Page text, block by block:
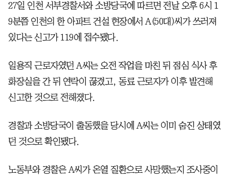
27일 인천 서부경찰서와 소방당국에 따르면 전날 오후 6시 1
9분쯤 인천의 한 아파트 건설 현장에서 A(50대)씨가 쓰러져
있다는 신고가 119에 접수됐다.
일용직 근로자였던 A씨는 오전 작업을 마친 뒤 점심 식사 후
화장실을 간 뒤 연락이 끊겼고, 동료 근로자가 이후 발견해
신고한 것으로 전해졌다.
경찰과 소방당국이 출동했을 당시에 A씨는 이미 숨진 상태였
던 것으로 확인됐다.
노동부와 경찰은 A씨가 온열 질환으로 사망했는지 조사중이